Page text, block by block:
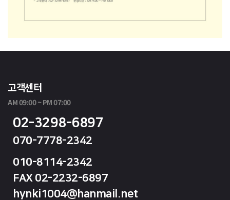
고객센터
AM 09:00 ~ PM 07:00
02-3298-6897
070-7778-2342
010-8114-2342
FAX 02-2232-6897
hynki1004@hanmail.net